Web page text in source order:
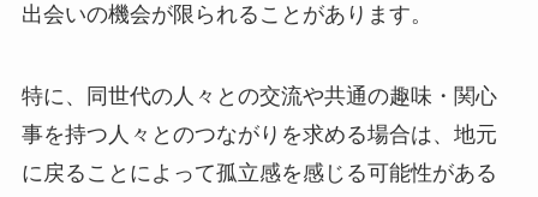
出会いの機会が限られることがあります。
特に、同世代の人々との交流や共通の趣味・関心
事を持つ人々とのつながりを求める場合は、地元
に戻ることによって孤立感を感じる可能性がある